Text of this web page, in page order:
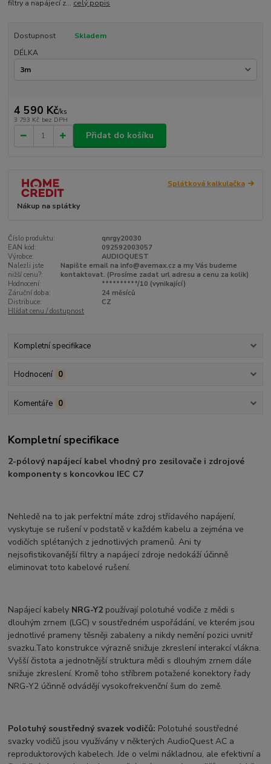
filtry a napájecí z... celý popis
Dostupnost
Skladem
DÉLKA
4 590 Kč/ks
3 793 Kč bez DPH
Přidat do košíku
Splátková kalkulačka
Nákup na splátky
Číslo produktu:
qnrgy20030
EAN kód:
092592003057
Výrobce:
AUDIOQUEST
Nalezli jste
nižší cenu?:
Napište email na info@avemax.cz a my Vás budeme
kontaktovat. (Prosíme zadat url adresu a cenu za kolik)
Hodnocení:
**********/10 (vynikající)
Záruční doba:
24 měsíců
Distribuce:
CZ
Hlídat cenu / dostupnost
Kompletní specifikace
Hodnocení 0
Komentáře 0
Kompletní specifikace
2-pólový napájecí kabel vhodný pro zesilovače i zdrojové
komponenty s koncovkou IEC C7
Nehledě na to jak perfektní máte zdroj střídavého napájení,
vyskytuje se rušení v podstatě v každém kabelu a zejména ve
vodičích splétaných z jednotlivých pramenů. Ani ty
nejsofistikovanější filtry a napájecí zdroje nedokáží účinně
eliminovat toto kabelové rušení.
Napájecí kabely NRG-Y2 používají polotuhé vodiče z mědi s
dlouhým zrnem (LGC) v soustředném uspořádání, ve kterém jsou
jednotlivé prameny těsněji zabaleny a nikdy nemění pozici uvnitř
svazku.Tato konstrukce výrazně snižuje zkreslení interakcí vlákna.
Vyšší čistota a jednotnější struktura mědi s dlouhým zrnem dále
snižuje zkreslení. Kromě toho stříbrem potažené konektory řady
NRG-Y2 účinně odvádějí vysokofrekvenční šum do země.
Polotuhý soustředný svazek vodičů: Polotuhé soustředné
svazky vodičů jsou využívány v některých AudioQuest AC a
reproduktorových kabelech. Jde o velmi nákladnou, ale efektivní a